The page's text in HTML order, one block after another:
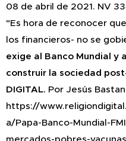
08 de abril de 2021. NV
"Es hora de reconocer
los financieros- no se
exige al Banco Mundial y
construir la sociedad
DIGITAL. Por Jesús
https://
a/Papa-Banco-Mundial-